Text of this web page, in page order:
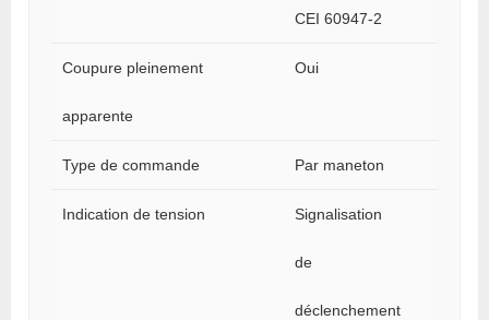
CEI 60947-2
Coupure pleinement
apparente
Oui
Type de commande Par maneton
Indication de tension Signalisation
de
déclenchement